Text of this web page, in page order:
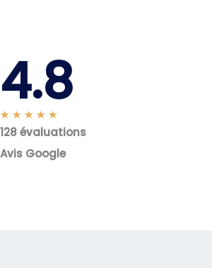
4.8
★ ★ ★ ★ ★
o
t
128 évaluations
Avis Google